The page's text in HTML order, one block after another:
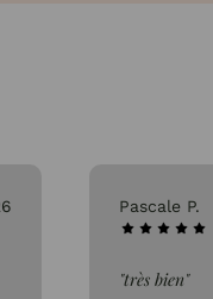
Pascale P.
"très bien"